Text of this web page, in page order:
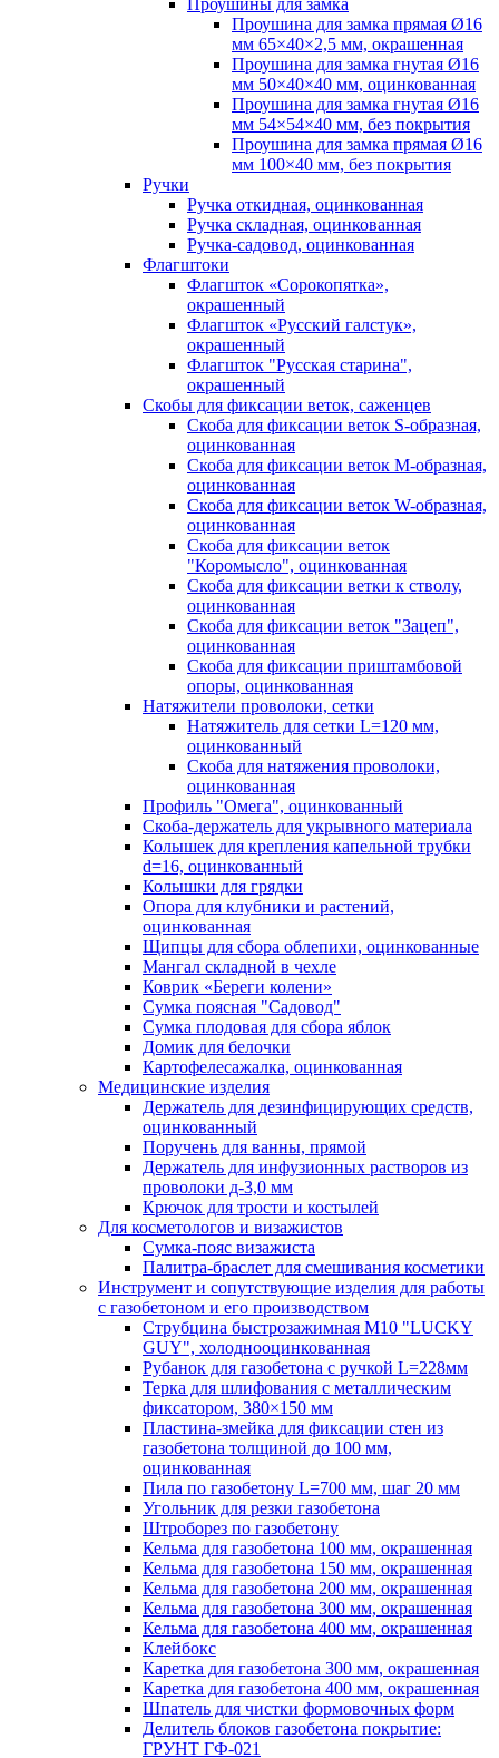
Проушины для замка
Проушина для замка прямая Ø16
мм 65×40×2,5 мм, окрашенная
Проушина для замка гнутая Ø16
мм 50×40×40 мм, оцинкованная
Проушина для замка гнутая Ø16
мм 54×54×40 мм, без покрытия
Проушина для замка прямая Ø16
мм 100×40 мм, без покрытия
Ручки
Ручка откидная, оцинкованная
Ручка складная, оцинкованная
Ручка-садовод, оцинкованная
Флагштоки
Флагшток «Сорокопятка»,
окрашенный
Флагшток «Русский галстук»,
окрашенный
Флагшток "Русская старина",
окрашенный
Скобы для фиксации веток, саженцев
Скоба для фиксации веток S-образная,
оцинкованная
Скоба для фиксации веток М-образная,
оцинкованная
Скоба для фиксации веток W-образная,
оцинкованная
Скоба для фиксации веток
"Коромысло", оцинкованная
Скоба для фиксации ветки к стволу,
оцинкованная
Скоба для фиксации веток "Зацеп",
оцинкованная
Скоба для фиксации приштамбовой
опоры, оцинкованная
Натяжители проволоки, сетки
Натяжитель для сетки L=120 мм,
оцинкованный
Скоба для натяжения проволоки,
оцинкованная
Профиль "Омега", оцинкованный
Скоба-держатель для укрывного материала
Колышек для крепления капельной трубки
d=16, оцинкованный
Колышки для грядки
Опора для клубники и растений,
оцинкованная
Щипцы для сбора облепихи, оцинкованные
Мангал складной в чехле
Коврик «Береги колени»
Сумка поясная "Садовод"
Сумка плодовая для сбора яблок
Домик для белочки
Картофелесажалка, оцинкованная
Медицинские изделия
Держатель для дезинфицирующих средств,
оцинкованный
Поручень для ванны, прямой
Держатель для инфузионных растворов из
проволоки д-3,0 мм
Крючок для трости и костылей
Для косметологов и визажистов
Сумка-пояс визажиста
Палитра-браслет для смешивания косметики
Инструмент и сопутствующие изделия для работы
с газобетоном и его производством
Струбцина быстрозажимная М10 "LUCKY
GUY", холоднооцинкованная
Рубанок для газобетона с ручкой L=228мм
Терка для шлифования с металлическим
фиксатором, 380×150 мм
Пластина-змейка для фиксации стен из
газобетона толщиной до 100 мм,
оцинкованная
Пила по газобетону L=700 мм, шаг 20 мм
Угольник для резки газобетона
Штроборез по газобетону
Кельма для газобетона 100 мм, окрашенная
Кельма для газобетона 150 мм, окрашенная
Кельма для газобетона 200 мм, окрашенная
Кельма для газобетона 300 мм, окрашенная
Кельма для газобетона 400 мм, окрашенная
Клейбокс
Каретка для газобетона 300 мм, окрашенная
Каретка для газобетона 400 мм, окрашенная
Шпатель для чистки формовочных форм
Делитель блоков газобетона покрытие:
ГРУНТ ГФ-021